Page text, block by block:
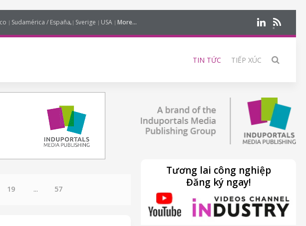
Sudamérica / España Sverige USA More...
TIN TỨC TIẾP XÚC
19 ... 57
Tương lai công nghiệp
Đăng ký ngay!